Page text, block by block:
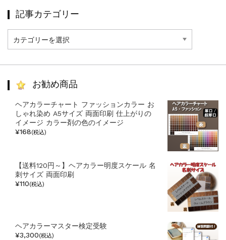
記事カテゴリー
事
カ
お勧め商品
ヘアカラーチャート ファッションカラー お
しゃれ染め A5サイズ 両面印刷 仕上がりの
イメージ カラー剤の色のイメージ
¥168(税込)
【送料120円～】ヘアカラー明度スケール 名
刺サイズ 両面印刷
¥110(税込)
ヘアカラーマスター検定受験
¥3,300(税込)